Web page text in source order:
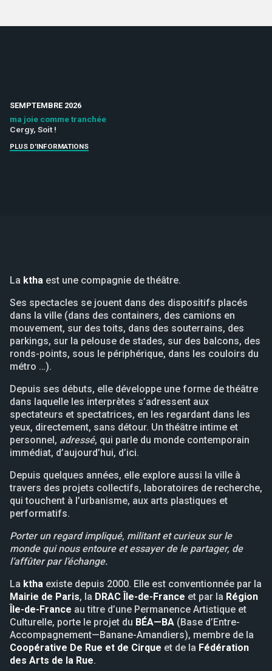
SEMPTEMBRE 2026
ma joie comme tranchée
Cergy, Soit !
PLUS D'INFORMATIONS
La ktha est une compagnie de théâtre.
Ses spectacles se jouent dans des dispositifs placés
dans la ville (dans des containers, des camions en
mouvement, sur des toits, dans des souterrains, des
parkings, sur la pelouse de stades, sur des balcons, des
ronds-points, sous le périphérique, dans les couloirs du
métro …).
Depuis ses débuts, elle développe une forme de théâtre
dans laquelle les interprètes s’adressent aux
spectateurs et spectatrices, en les regardant dans les
yeux, directement, sans détour. Un théâtre intime et
personnel, adressé, qui parle du monde contemporain
immédiat, d’aujourd’hui, d’ici.
Depuis quelques années, elle explore aussi la ville à
travers des projets collectifs, laboratoires de recherche,
qui touchent à l’urbanisme, aux arts plastiques et
performatifs.
Porter un regard impliqué, militant et curieux sur le
monde qui nous entoure et essayer de le partager, de
l’affûter par l’échange.
La ktha existe depuis 2000. Elle est conventionnée par la
Mairie de Paris, la DRAC Île-de-France et par la Région
Île-de-France au titre d’une Permanence Artistique et
Culturelle, porte le projet du BÉA—BA (Base d’Entre-
Accompagnement—Banane-Amandiers), membre de la
Coopérative De Rue et de Cirque et de la Fédération
des Arts de la Rue.